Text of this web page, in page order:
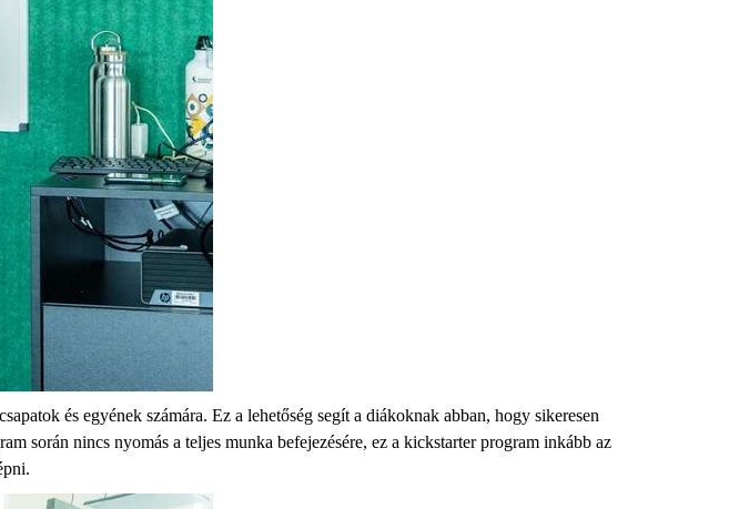
és egyének számára. Ez a lehetőség segít a diákoknak abban, hogy sikeresen
során nincs nyomás a teljes munka befejezésére, ez a kickstarter program inkább az